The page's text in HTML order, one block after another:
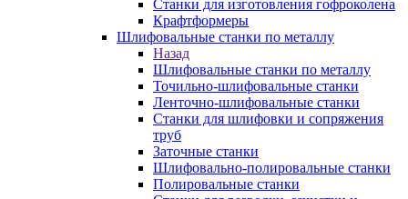
Станки для изготовления гофроколена
Крафтформеры
Шлифовальные станки по металлу
Назад
Шлифовальные станки по металлу
Точильно-шлифовальные станки
Ленточно-шлифовальные станки
Станки для шлифовки и сопряжения
труб
Заточные станки
Шлифовально-полировальные станки
Полировальные станки